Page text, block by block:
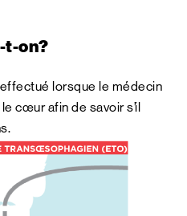
t-on?
lorsque le médecin
cœur afin de savoir s’il